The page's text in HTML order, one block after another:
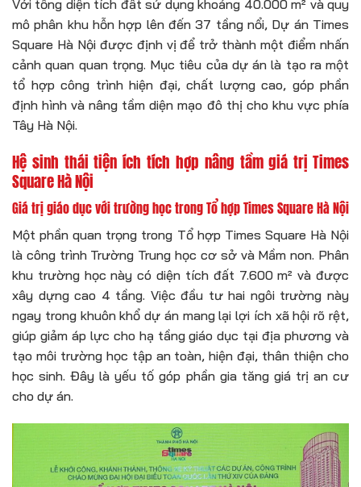
Với tổng diện tích đất sử dụng khoảng 40.000 m² và quy
mô phân khu hỗn hợp lên đến 37 tầng nổi, Dự án Times
Square Hà Nội được định vị để trở thành một điểm nhấn
cảnh quan quan trọng. Mục tiêu của dự án là tạo ra một
tổ hợp công trình hiện đại, chất lượng cao, góp phần
định hình và nâng tầm diện mạo đô thị cho khu vực phía
Tây Hà Nội.
Hệ sinh thái tiện ích tích hợp nâng tầm giá trị Times
Square Hà Nội
Giá trị giáo dục với trường học trong Tổ hợp Times Square Hà Nội
Một phần quan trọng trong Tổ hợp Times Square Hà Nội
là công trình Trường Trung học cơ sở và Mầm non. Phân
khu trường học này có diện tích đất 7.600 m² và được
xây dựng cao 4 tầng. Việc đầu tư hai ngôi trường này
ngay trong khuôn khổ dự án mang lại lợi ích xã hội rõ rệt,
giúp giảm áp lực cho hạ tầng giáo dục tại địa phương và
tạo môi trường học tập an toàn, hiện đại, thân thiện cho
học sinh. Đây là yếu tố góp phần gia tăng giá trị an cư
cho dự án.